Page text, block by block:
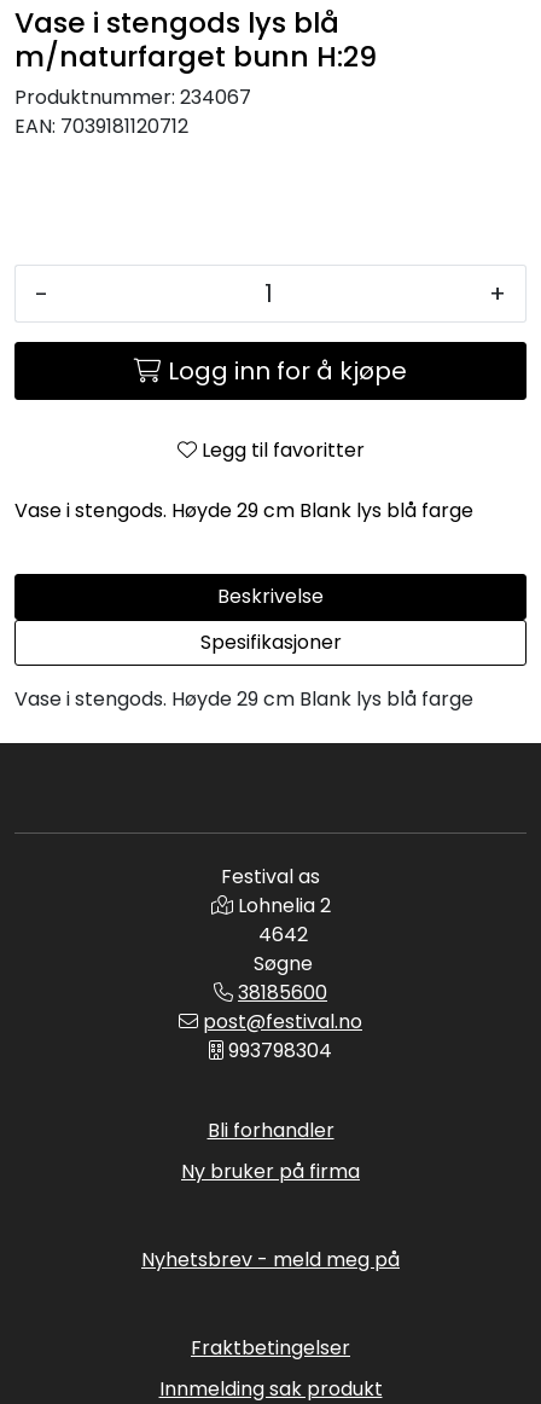
Vase i stengods lys blå
m/naturfarget bunn H:29
Produktnummer: 234067
EAN: 7039181120712
- +
Logg inn for å kjøpe
Legg til favoritter
Vase i stengods. Høyde 29 cm Blank lys blå farge
Beskrivelse
Spesifikasjoner
Vase i stengods. Høyde 29 cm Blank lys blå farge
Festival as
Lohnelia 2
4642
Søgne
38185600
post@festival.no
993798304
Bli forhandler
Ny bruker på firma
Nyhetsbrev - meld meg på
Fraktbetingelser
Innmelding sak produkt
JUL